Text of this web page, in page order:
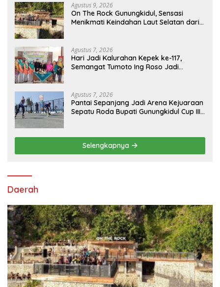
Agustus 9, 2026
On The Rock Gunungkidul, Sensasi
Menikmati Keindahan Laut Selatan dari
Agustus 7, 2026
Hari Jadi Kalurahan Kepek ke-117,
Semangat Tumoto Ing Roso Jadi
Agustus 7, 2026
Pantai Sepanjang Jadi Arena Kejuaraan
Sepatu Roda Bupati Gunungkidul Cup III
Selengkapnya
Daerah